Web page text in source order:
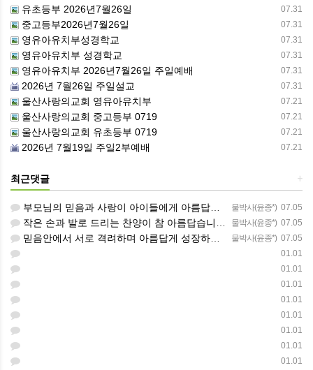
07.31
유초등부 2026년7월26일
07.31
중고등부2026년7월26일
07.31
영유아유치부성경학교
07.31
영유아유치부 성경학교
07.31
영유아유치부 2026년7월26일 주일예배
07.31
2026년 7월26일 주일설교
07.21
울산사랑의교회 영유아유치부
07.21
울산사랑의교회 중고등부 0719
07.21
울산사랑의교회 유초등부 0719
07.21
2026년 7월19일 주일2부예배
+
최근댓글
물박사(윤종*) 07.05
부모님의 믿음과 사랑이 아이들에게 아름답게 이어지길 축복합니다
물박사(윤종*) 07.05
작은 손과 발로 드리는 찬양이 참 아름답습니다 하나님의 사랑이 늘 함께하길 기도합니다
물박사(윤종*) 07.05
믿음안에서 서로 격려하며 아름답게 성장하는 중고등부가 되길 응원합니다
01.01
01.01
01.01
01.01
01.01
01.01
01.01
01.01